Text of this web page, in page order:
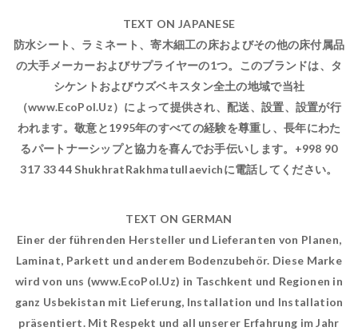
TEXT ON JAPANESE
防水シート、ラミネート、寄木細工の床およびその他の床付属品
の大手メーカーおよびサプライヤーの1つ。このブランドは、タ
シケントおよびウズベキスタン全土の地域で当社
（www.EcoPol.Uz）によって提供され、配送、設置、設置が行
われます。敬意と1995年のすべての経験を尊重し、長年にわた
るパートナーシップと協力を喜んでお手伝いします。+998 90
317 33 44 ShukhratRakhmatullaevichに電話してください。
TEXT ON GERMAN
Einer der führenden Hersteller und Lieferanten von Planen,
Laminat, Parkett und anderem Bodenzubehör. Diese Marke
wird von uns (www.EcoPol.Uz) in Taschkent und Regionen in
ganz Usbekistan mit Lieferung, Installation und Installation
präsentiert. Mit Respekt und all unserer Erfahrung im Jahr